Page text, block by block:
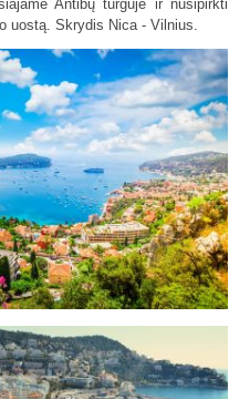
uostą. Skrydis Nica - Vilnius.